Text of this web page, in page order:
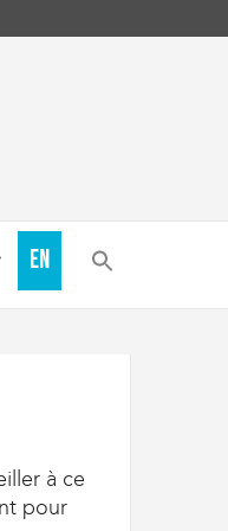
EN
à ce
pour